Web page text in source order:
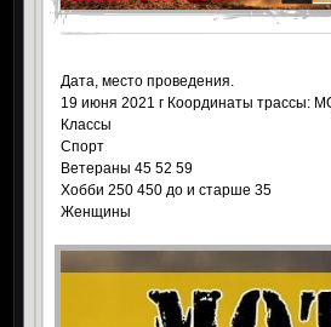
Дата, место проведения.
19 июня 2021 г Координаты трассы:
Классы
Спорт
Ветераны 45 52 59
Хобби 250 450 до и старше 35
Женщины